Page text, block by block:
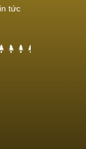
tức